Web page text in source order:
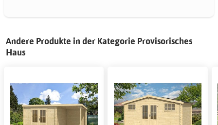
Andere Produkte in der Kategorie Provisorisches
Haus